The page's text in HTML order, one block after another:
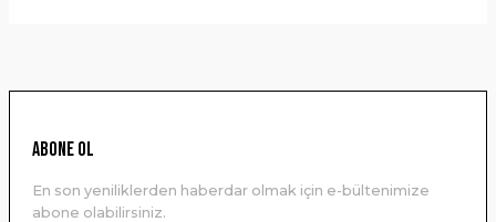
Ürün resmi kalitesiz, bozuk veya görüntülenemiyor.
Ürün bilgilerinde hatalar bulunuyor.
ABONE OL
En son yeniliklerden haberdar olmak için e-bültenimize
abone olabilirsiniz.